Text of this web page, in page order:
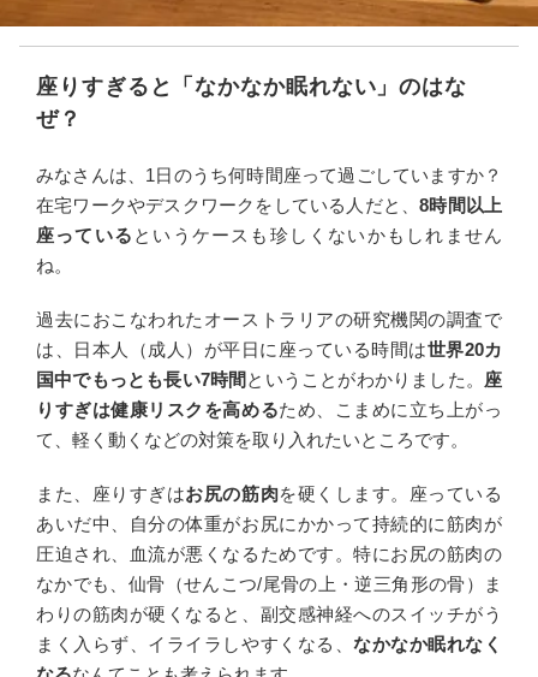
座りすぎると「なかなか眠れない」のはな
ぜ？
みなさんは、1日のうち何時間座って過ごしていますか？
在宅ワークやデスクワークをしている人だと、8時間以上
座っている というケースも珍しくないかもしれません
ね。
過去におこなわれたオーストラリアの研究機関の調査で
は、日本人（成人）が平日に座っている時間は世界20カ
国中でもっとも長い7時間 ということがわかりました。 座
りすぎは健康リスクを高めるため、こまめに立ち上がっ
て、軽く動くなどの対策を取り入れたいところです。
また、座りすぎはお尻の筋肉を硬くします。座っている
あいだ中、自分の体重がお尻にかかって持続的に筋肉が
圧迫され、血流が悪くなるためです。特にお尻の筋肉の
なかでも、仙骨（せんこつ/尾骨の上・逆三角形の骨）ま
わりの筋肉が硬くなると、副交感神経へのスイッチがう
まく入らず、イライラしやすくなる、なかなか眠れなく